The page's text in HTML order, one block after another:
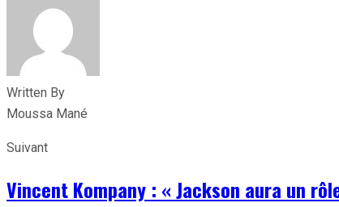
Written By
Moussa Mané
Suivant
Vincent Kompany : « Jackson aura un